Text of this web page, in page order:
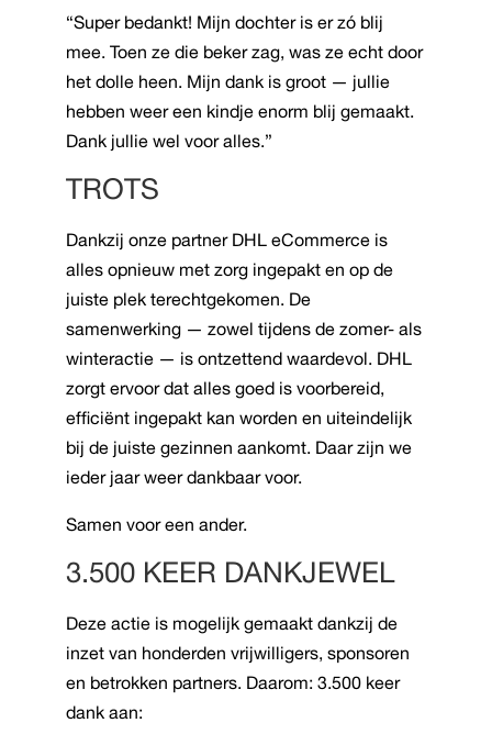
“Super bedankt! Mijn dochter is er zó blij
mee. Toen ze die beker zag, was ze echt door
het dolle heen. Mijn dank is groot — jullie
hebben weer een kindje enorm blij gemaakt.
Dank jullie wel voor alles.”
TROTS
Dankzij onze partner DHL eCommerce is
alles opnieuw met zorg ingepakt en op de
juiste plek terechtgekomen. De
samenwerking — zowel tijdens de zomer- als
winteractie — is ontzettend waardevol. DHL
zorgt ervoor dat alles goed is voorbereid,
efficiënt ingepakt kan worden en uiteindelijk
bij de juiste gezinnen aankomt. Daar zijn we
ieder jaar weer dankbaar voor.
Samen voor een ander.
3.500 KEER DANKJEWEL
Deze actie is mogelijk gemaakt dankzij de
inzet van honderden vrijwilligers, sponsoren
en betrokken partners. Daarom: 3.500 keer
dank aan: